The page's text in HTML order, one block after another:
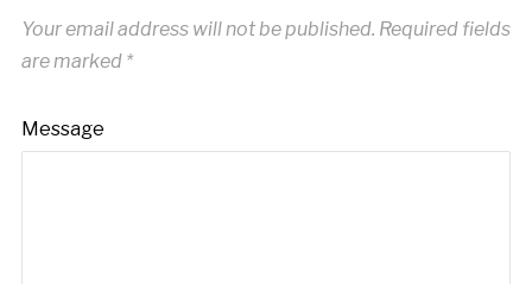
Your email address will not be published. Required fields
are marked *
Message